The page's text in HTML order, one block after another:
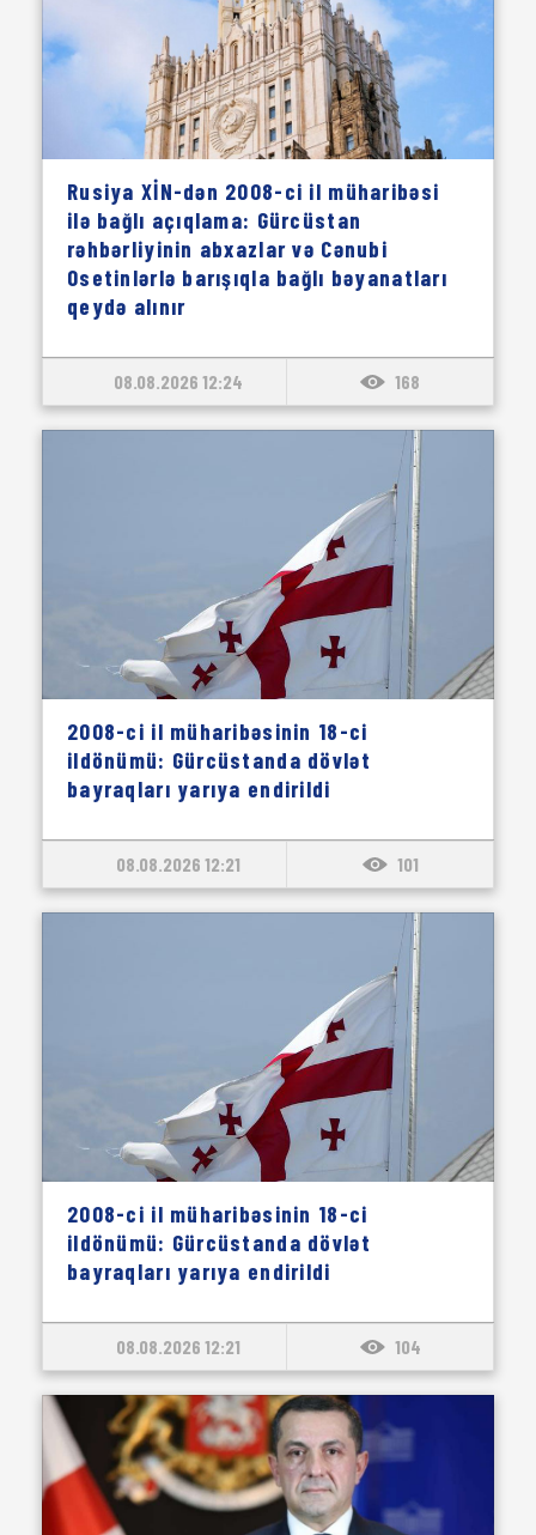
Rusiya XİN-dən 2008-ci il müharibəsi
ilə bağlı açıqlama: Gürcüstan
rəhbərliyinin abxazlar və Cənubi
Osetinlərlə barışıqla bağlı bəyanatları
qeydə alınır
08.08.2026 12:24 168
2008-ci il müharibəsinin 18-ci
ildönümü: Gürcüstanda dövlət
bayraqları yarıya endirildi
08.08.2026 12:21 101
2008-ci il müharibəsinin 18-ci
ildönümü: Gürcüstanda dövlət
bayraqları yarıya endirildi
08.08.2026 12:21 104